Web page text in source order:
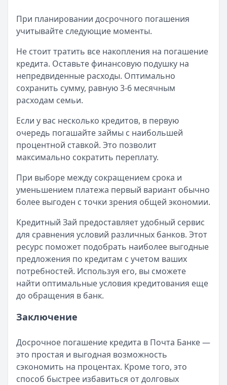
При планировании досрочного погашения
учитывайте следующие моменты.
Не стоит тратить все накопления на погашение
кредита. Оставьте финансовую подушку на
непредвиденные расходы. Оптимально
сохранить сумму, равную 3-6 месячным
расходам семьи.
Если у вас несколько кредитов, в первую
очередь погашайте займы с наибольшей
процентной ставкой. Это позволит
максимально сократить переплату.
При выборе между сокращением срока и
уменьшением платежа первый вариант обычно
более выгоден с точки зрения общей экономии.
Кредитный Зай предоставляет удобный сервис
для сравнения условий различных банков. Этот
ресурс поможет подобрать наиболее выгодные
предложения по кредитам с учетом ваших
потребностей. Используя его, вы сможете
найти оптимальные условия кредитования еще
до обращения в банк.
Заключение
Досрочное погашение кредита в Почта Банке —
это простая и выгодная возможность
сэкономить на процентах. Кроме того, это
способ быстрее избавиться от долговых